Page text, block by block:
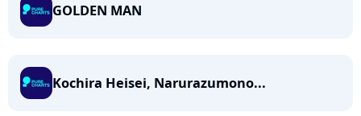
GOLDEN MAN
Kochira Heisei, Narurazumono...